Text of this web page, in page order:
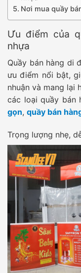
Nơi mua quầy
Ưu điểm của
nhựa
Quầy bán hàng di
ưu điểm nổi bật,
nhuận và mang lại
các loại quầy bán
gọn, quầy bán
Trọng lượng nhẹ,